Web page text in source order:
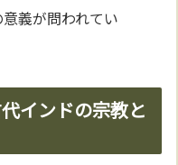
義が問われてい
インドの宗教と